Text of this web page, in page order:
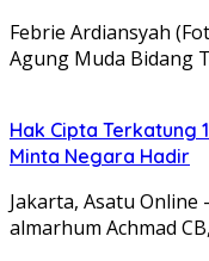
Febrie Ardiansyah
Agung Muda Bidang
Hak Cipta Terkatung
Minta Negara Hadir
Jakarta, Asatu
almarhum Achmad